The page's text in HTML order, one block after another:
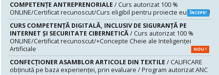
COMPETENȚE ANTREPRENORIALE / Curs autorizat 100 %
ONLINE/Certificat recunoscut/Curs eligibil pentru proiecte europene!
ÎNCEPE!
CURS COMPETENŢĂ DIGITALĂ, INCLUSIV DE SIGURANŢĂ PE
INTERNET ŞI SECURITATE CIBERNETICĂ/ Curs autorizat 100 %
ONLINE/Certificat recunoscut/+Concepte Cheie ale Inteligenței
Artificiale
NOU !
CONFECȚIONER ASAMBLOR ARTICOLE DIN TEXTILE / CALIFICARE
obținută pe baza experienței, prin evaluare / Program autorizat ANC